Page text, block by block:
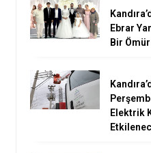
Ebrar
Bir
Elektrik